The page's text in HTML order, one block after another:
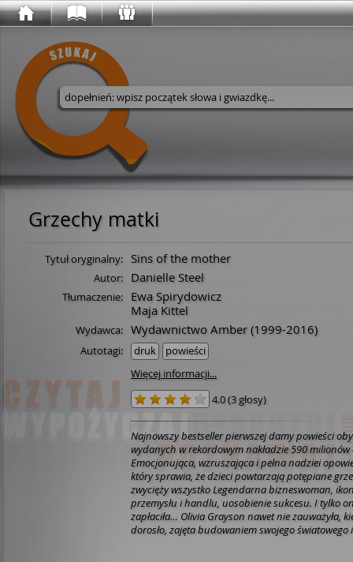
Wyszukaj w serwisie
Grzechy matki
Tytuł oryginalny: Sins of the mother
Autor: Danielle Steel
Tłumaczenie:
Ewa Spirydowicz
Maja Kittel
Wydawca: Wydawnictwo Amber (1999-2016)
Autotagi: druk
powieści
Więcej informacji...
4.0(3 głosy)
Najnowszy bestseller pierwszej damy powieści
wydanych w rekordowym nakładzie 590 milionów
Emocjonująca, wzruszająca i pełna nadziei
który sprawia, że dzieci powtarzają potępiane
zwycięży wszystko Legendarna bizneswoman, ikona międzynarodowego
przemysłu i handlu, uosobienie sukcesu. I tylko
zapłaciła… Olivia Grayson nawet nie zauważyła,
dorosło, zajęta budowaniem swojego